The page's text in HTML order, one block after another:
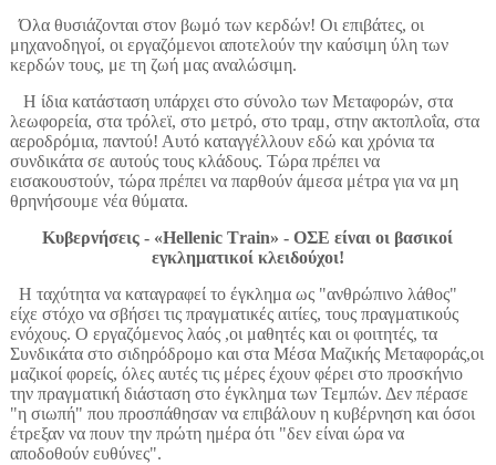
Όλα θυσιάζονται στον βωμό των κερδών! Οι επιβάτες, οι
μηχανοδηγοί, οι εργαζόμενοι αποτελούν την καύσιμη ύλη των
κερδών τους, με τη ζωή μας αναλώσιμη.
Η ίδια κατάσταση υπάρχει στο σύνολο των Μεταφορών, στα
λεωφορεία, στα τρόλεϊ, στο μετρό, στο τραμ, στην ακτοπλοΐα, στα
αεροδρόμια, παντού! Αυτό καταγγέλλουν εδώ και χρόνια τα
συνδικάτα σε αυτούς τους κλάδους. Τώρα πρέπει να
εισακουστούν, τώρα πρέπει να παρθούν άμεσα μέτρα για να μη
θρηνήσουμε νέα θύματα.
Κυβερνήσεις - «Ηellenic Τrain» - ΟΣΕ είναι οι βασικοί
εγκληματικοί κλειδούχοι!
Η ταχύτητα να καταγραφεί το έγκλημα ως "ανθρώπινο λάθος"
είχε στόχο να σβήσει τις πραγματικές αιτίες, τους πραγματικούς
ενόχους. Ο εργαζόμενος λαός ,οι μαθητές και οι φοιτητές, τα
Συνδικάτα στο σιδηρόδρομο και στα Μέσα Μαζικής Μεταφοράς,οι
μαζικοί φορείς, όλες αυτές τις μέρες έχουν φέρει στο προσκήνιο
την πραγματική διάσταση στο έγκλημα των Τεμπών. Δεν πέρασε
"η σιωπή" που προσπάθησαν να επιβάλουν η κυβέρνηση και όσοι
έτρεξαν να πουν την πρώτη ημέρα ότι "δεν είναι ώρα να
αποδοθούν ευθύνες".